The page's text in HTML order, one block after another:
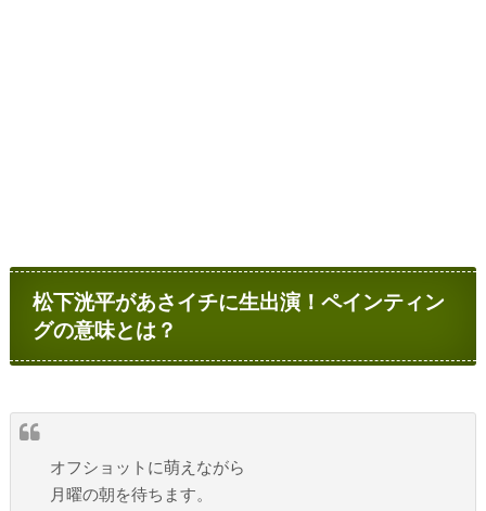
松下洸平があさイチに生出演！ペインティン
グの意味とは？
オフショットに萌えながら
月曜の朝を待ちます。